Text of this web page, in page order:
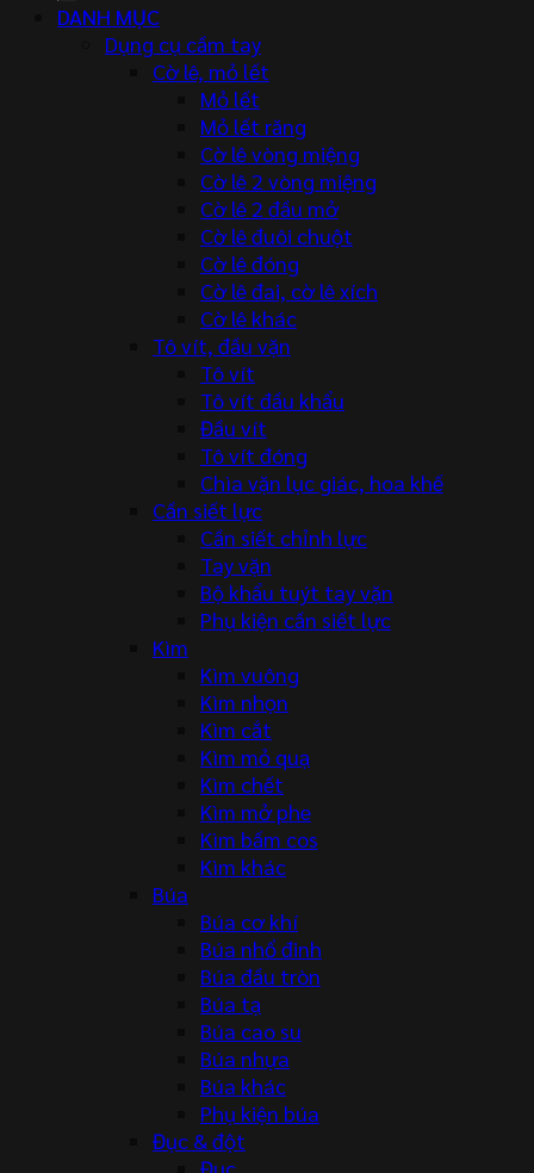
DANH MỤC
Dụng cụ cầm tay
Cờ lê, mỏ lết
Mỏ lết
Mỏ lết răng
Cờ lê vòng miệng
Cờ lê 2 vòng miệng
Cờ lê 2 đầu mở
Cờ lê đuôi chuột
Cờ lê đóng
Cờ lê đai, cờ lê xích
Cờ lê khác
Tô vít, đầu vặn
Tô vít
Tô vít đầu khẩu
Đầu vít
Tô vít đóng
Chìa vặn lục giác, hoa khế
Cần siết lực
Cần siết chỉnh lực
Tay vặn
Bộ khẩu tuýt tay vặn
Phụ kiện cần siết lực
Kìm
Kìm vuông
Kìm nhọn
Kìm cắt
Kìm mỏ quạ
Kìm chết
Kìm mở phe
Kìm bấm cos
Kìm khác
Búa
Búa cơ khí
Búa nhổ đinh
Búa đầu tròn
Búa tạ
Búa cao su
Búa nhựa
Búa khác
Phụ kiện búa
Đục & đột
Đục